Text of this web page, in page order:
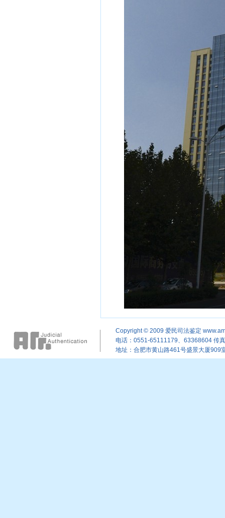
Copyright © 2009 爱民司法鉴定
电话：0551-65111179、63368604 传
地址：合肥市黄山路461号盛景大厦909